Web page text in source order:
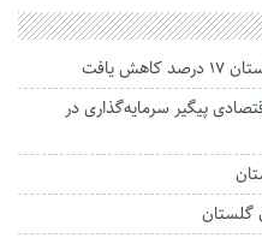
یافت
با ۱۱ هلدینگ اقتصادی پیگیر سرمایه‌گذاری در
گلستان